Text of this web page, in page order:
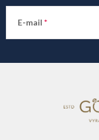
a
t
E-mail